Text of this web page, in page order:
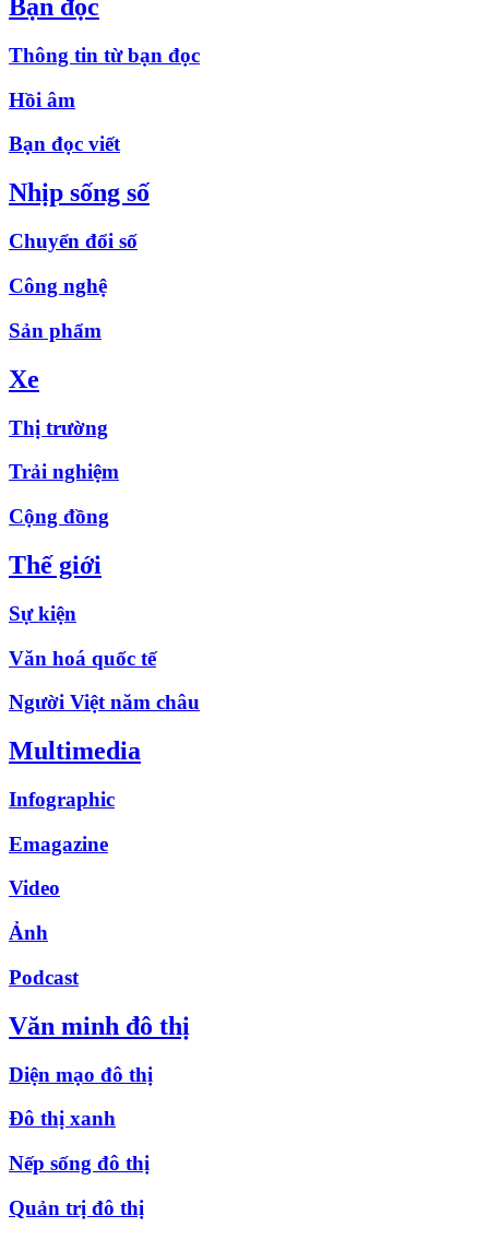
Bạn đọc
Thông tin từ bạn đọc
Hồi âm
Bạn đọc viết
Nhịp sống số
Chuyển đổi số
Công nghệ
Sản phẩm
Xe
Thị trường
Trải nghiệm
Cộng đồng
Thế giới
Sự kiện
Văn hoá quốc tế
Người Việt năm châu
Multimedia
Infographic
Emagazine
Video
Ảnh
Podcast
Văn minh đô thị
Diện mạo đô thị
Đô thị xanh
Nếp sống đô thị
Quản trị đô thị